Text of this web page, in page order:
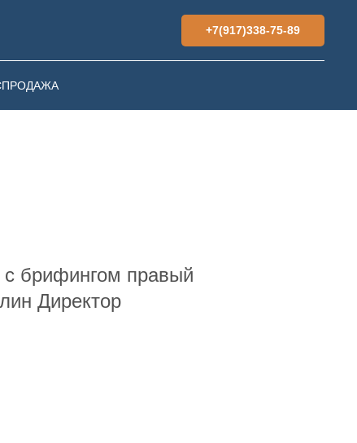
+7(917)338-75-89
с брифингом правый
Директор